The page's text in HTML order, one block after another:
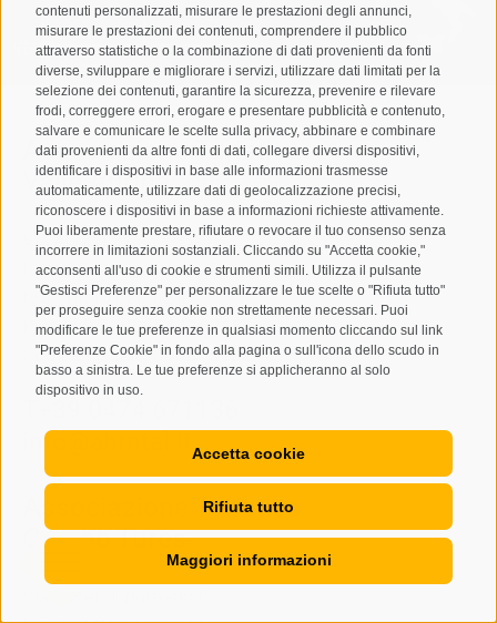
contenuti personalizzati, misurare le prestazioni degli annunci,
misurare le prestazioni dei contenuti, comprendere il pubblico
attraverso statistiche o la combinazione di dati provenienti da fonti
diverse, sviluppare e migliorare i servizi, utilizzare dati limitati per la
selezione dei contenuti, garantire la sicurezza, prevenire e rilevare
frodi, correggere errori, erogare e presentare pubblicità e contenuto,
salvare e comunicare le scelte sulla privacy, abbinare e combinare
dati provenienti da altre fonti di dati, collegare diversi dispositivi,
identificare i dispositivi in base alle informazioni trasmesse
automaticamente, utilizzare dati di geolocalizzazione precisi,
riconoscere i dispositivi in base a informazioni richieste attivamente.
Puoi liberamente prestare, rifiutare o revocare il tuo consenso senza
incorrere in limitazioni sostanziali. Cliccando su "Accetta cookie,"
acconsenti all'uso di cookie e strumenti simili. Utilizza il pulsante
"Gestisci Preferenze" per personalizzare le tue scelte o "Rifiuta tutto"
per proseguire senza cookie non strettamente necessari. Puoi
modificare le tue preferenze in qualsiasi momento cliccando sul link
"Preferenze Cookie" in fondo alla pagina o sull'icona dello scudo in
basso a sinistra. Le tue preferenze si applicheranno al solo
dispositivo in uso.
Accetta cookie
Rifiuta tutto
Maggiori informazioni
Associazione Turistica
Valle Aurina
Via Aurina 22
I-39030 Lutago/Valle Aurina
tv.ahrntal@pec-bz.it
Partita IVA: 00506410216
Codice Fiscale: 81008810210
info@ahrntal.it
Associazione Turistica
Campo Tures